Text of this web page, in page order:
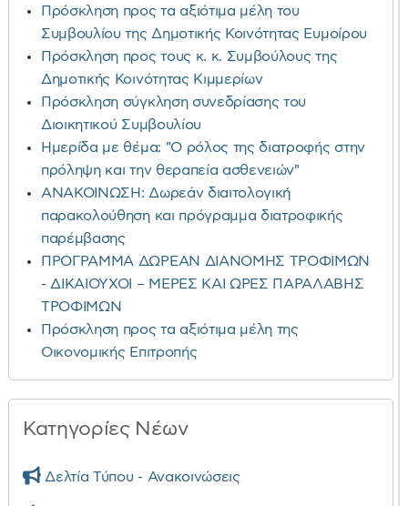
Πρόσκληση προς τα αξιότιμα μέλη του
Συμβουλίου της Δημοτικής Κοινότητας Ευμοίρου
Πρόσκληση προς τους κ. κ. Συμβούλους της
Δημοτικής Κοινότητας Κιμμερίων
Πρόσκληση σύγκληση συνεδρίασης του
Διοικητικού Συμβουλίου
Ημερίδα με θέμα: "Ο ρόλος της διατροφής στην
πρόληψη και την θεραπεία ασθενειών"
ΑΝΑΚΟΙΝΩΣΗ: Δωρεάν διαιτολογική
παρακολούθηση και πρόγραμμα διατροφικής
παρέμβασης
ΠΡΟΓΡΑΜΜΑ ΔΩΡΕΑΝ ΔΙΑΝΟΜΗΣ ΤΡΟΦΙΜΩΝ
- ΔΙΚΑΙΟΥΧΟΙ – ΜΕΡΕΣ ΚΑΙ ΩΡΕΣ ΠΑΡΑΛΑΒΗΣ
ΤΡΟΦΙΜΩΝ
Πρόσκληση προς τα αξιότιμα μέλη της
Οικονομικής Επιτροπής
Κατηγορίες Νέων
Δελτία Τύπου - Ανακοινώσεις